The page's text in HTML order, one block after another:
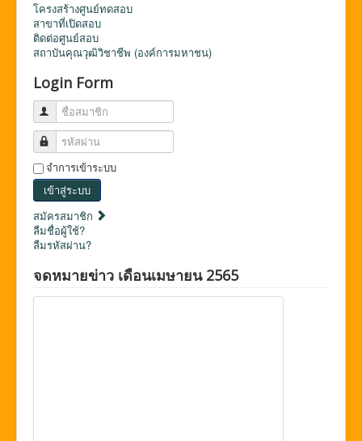
โครงสร้างศูนย์ทดสอบ
สาขาที่เปิดสอบ
ติดต่อศูนย์สอบ
สถาบันคุณวุฒิวิชาชีพ (องค์การมหาชน)
Login Form
ชื่อสมาชิก
รหัสผ่าน
จำการเข้าระบบ
เข้าสู่ระบบ
สมัครสมาชิก
ลืมชื่อผู้ใช้?
ลืมรหัสผ่าน?
จดหมายข่าว เดือนเมษายน 2565